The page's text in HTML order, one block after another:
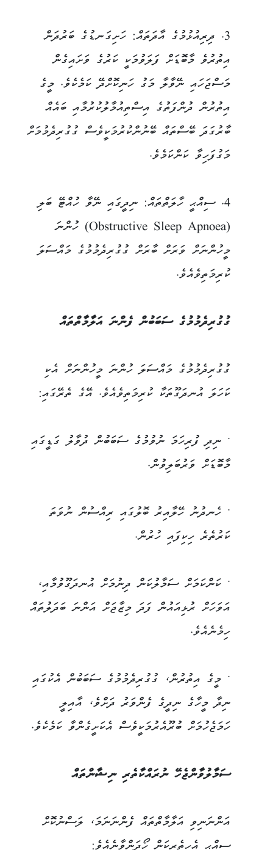
3. ދިރިއުޅުމުގެ އާދަތައް: ހަށިގަނޑުގެ ބަރުދަން
އިތުރުވެ މާބޮޑަށް ފަލަވުމަކީ ކަރުގެ ވަށައިގެން
މަސްޖަހައި ނޭވާލާ މަގު ހަނިކޮށްދޭ ކަމެކެވެ. މީގެ
އިތުރުން ދުންފަތުގެ އިސްތިއުމާލުކުރުމާއި ބައެއް
ބާރުގަދަ ބޭސްތައް ބޭނުންކުރުމަކީވެސް ގުގުރިދެމުމަށް
މަގުފަހިވާ ކަންކަމެވެ.
4. ސިއްޙީ ހާލަތްތައް: ނިދީގައި ނޭވާ ހުއްޓޭ ބަލި
(Obstructive Sleep Apnoea) ހުންނަ
މީހުންނަށް ވަރަށް ބާރަށް ގުގުރިދެމުމުގެ މައްސަލަ
ކުރިމަތިވެއެވެ.
ގުގުރިދެމުމުގެ ސަބަބުން ފެންނަ އަލާމާތްތައް
ގުގުރިދެމުމުގެ މައްސަލަ ހުންނަ މީހުންނަށް އެކި
ކަހަލަ އުނދަގޫތަކާ ކުރިމަތިވެއެވެ. އޭގެ ތެރޭގައި:
• ނިދި ފުރިހަމަ ނުވުމުގެ ސަބަބުން ދުވާލު ގަޑީގައި
މާބޮޑަށް ވަރުބަލިވުން.
• ހެނދުނު ހޭލާއިރު ބޮލުގައި ރިއްސުން ނުވަތަ
ކަރުތެރެ ހިކިފައި ހުރުން.
• ކަންކަމަށް ސަމާލުކަން ދިނުމަށް އުނދަގޫވުމާއި،
އަވަހަށް ރުޅިއައުން ފަދަ މިޒާޖަށް އަންނަ ބަދަލުތައް
ހިމެނެއެވެ.
• މީގެ އިތުރުން، ގުގުރިދެމުމުގެ ސަބަބުން އެކުގައި
ނިދާ މީހާގެ ނިދީގެ ފެންވަރު ދަށްވެ، އާއިލީ
ހަމަޖެހުމަށް ބުރޫއެރުމަކީވެސް އެކަށީގެންވާ ކަމެކެވެ.
ސަމާލުވާންޖެހޭ ނުރައްކާތެރި ނިޝާންތައް
އަންނަނިވި އަލާމާތްތައް ފެންނަނަމަ، ލަސްނުކޮށް